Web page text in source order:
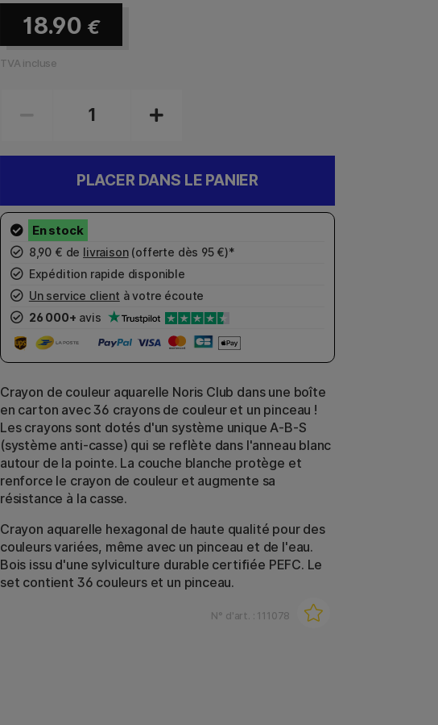
18.90 €
TVA incluse
PLACER DANS LE PANIER
8,90 € de livraison(offerte dès 95 €)*
Expédition rapide disponible
Un service client à votre écoute
26 000+ avis
Crayon de couleur aquarelle Noris Club dans une boîte
en carton avec 36 crayons de couleur et un pinceau !
Les crayons sont dotés d'un système unique A-B-S
(système anti-casse) qui se reflète dans l'anneau blanc
autour de la pointe. La couche blanche protège et
renforce le crayon de couleur et augmente sa
résistance à la casse.
Crayon aquarelle hexagonal de haute qualité pour des
couleurs variées, même avec un pinceau et de l'eau.
Bois issu d'une sylviculture durable certifiée PEFC. Le
set contient 36 couleurs et un pinceau.
N° d'art. : 111078